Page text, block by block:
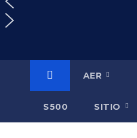
AER
S500 SITIO